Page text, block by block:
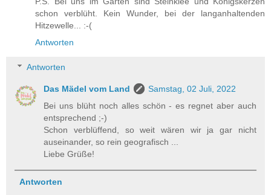
schon verblüht. Kein Wunder, bei der langanhaltenden
Hitzewelle... :-(
Antworten
Antworten
Das Mädel vom Land
Samstag, 02 Juli, 2022
Bei uns blüht noch alles schön - es regnet aber auch
entsprechend ;-)
Schon verblüffend, so weit wären wir ja gar nicht
auseinander, so rein geografisch ...
Liebe Grüße!
Antworten